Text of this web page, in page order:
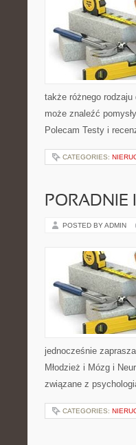
także różnego
może znaleźć
Polecam Testy i
CATEGORIES:
PORADNIE
POSTED BY ADMIN
jednocześnie
Młodzież i Mózg i
związane z
CATEGORIES: